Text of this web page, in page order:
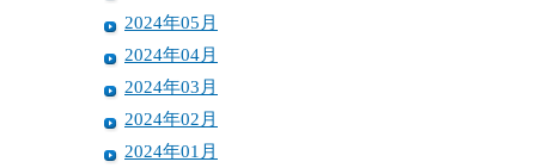
2024年05月
2024年04月
2024年03月
2024年02月
2024年01月